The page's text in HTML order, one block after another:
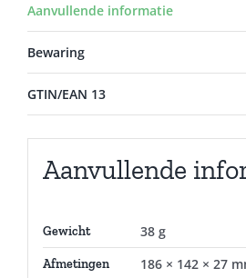
Aanvullende informatie
Bewaring
GTIN/EAN 13
Aanvullende
Gewicht 38 g
Afmetingen 186 × 142 × 27